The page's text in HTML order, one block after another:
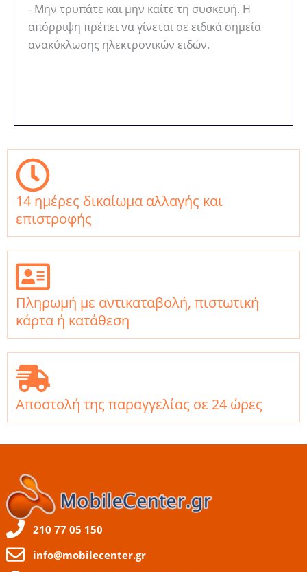
- Μην τρυπάτε και μην καίτε τη συσκευή. Η
απόρριψη πρέπει να γίνεται σε ειδικά σημεία
ανακύκλωσης ηλεκτρονικών ειδών.
14 ημέρες δικαίωμα αλλαγής και
επιστροφής
Πληρωμή με αντικαταβολή, πιστωτική
κάρτα ή κατάθεση
Αποστολή της παραγγελίας σε 24 ώρες
210 77 05 150
info@mobilecenter.gr